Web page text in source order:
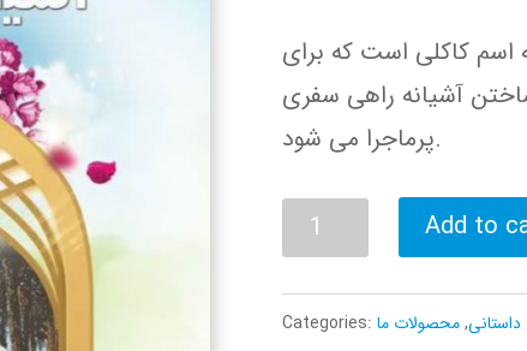
اسم کاکلی است که برای
آشیانه راهی سفری
پرماجرا می شود.
آشیانه‌
ای
در
Add to
Categories: ,محصولات ما